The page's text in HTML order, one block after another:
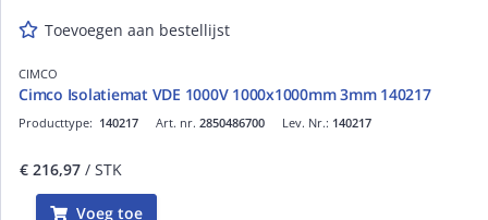
Toevoegen aan bestellijst
CIMCO
Cimco Isolatiemat VDE 1000V 1000x1000mm 3mm 140217
Art. nr. 2850486700
Producttype: 140217 Lev. Nr.: 140217
€ 216,97 / STK
Voeg toe